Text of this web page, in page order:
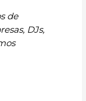
de
DJs,